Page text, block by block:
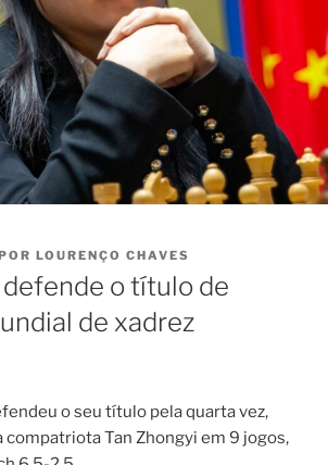
LOURENÇO CHAVES
defende o título de
de xadrez
o seu título pela quarta vez,
compatriota Tan Zhongyi em 9 jogos,